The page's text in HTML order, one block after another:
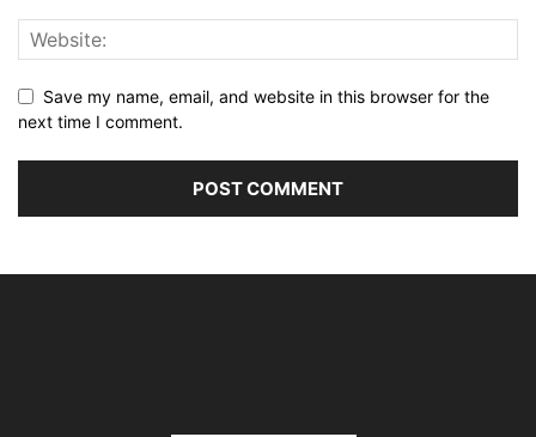
Save my name, email, and website in this browser for the
next time I comment.